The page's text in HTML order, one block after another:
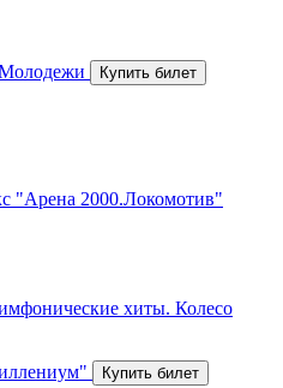
"Арена 2000.Локомотив"
хиты. Колесо